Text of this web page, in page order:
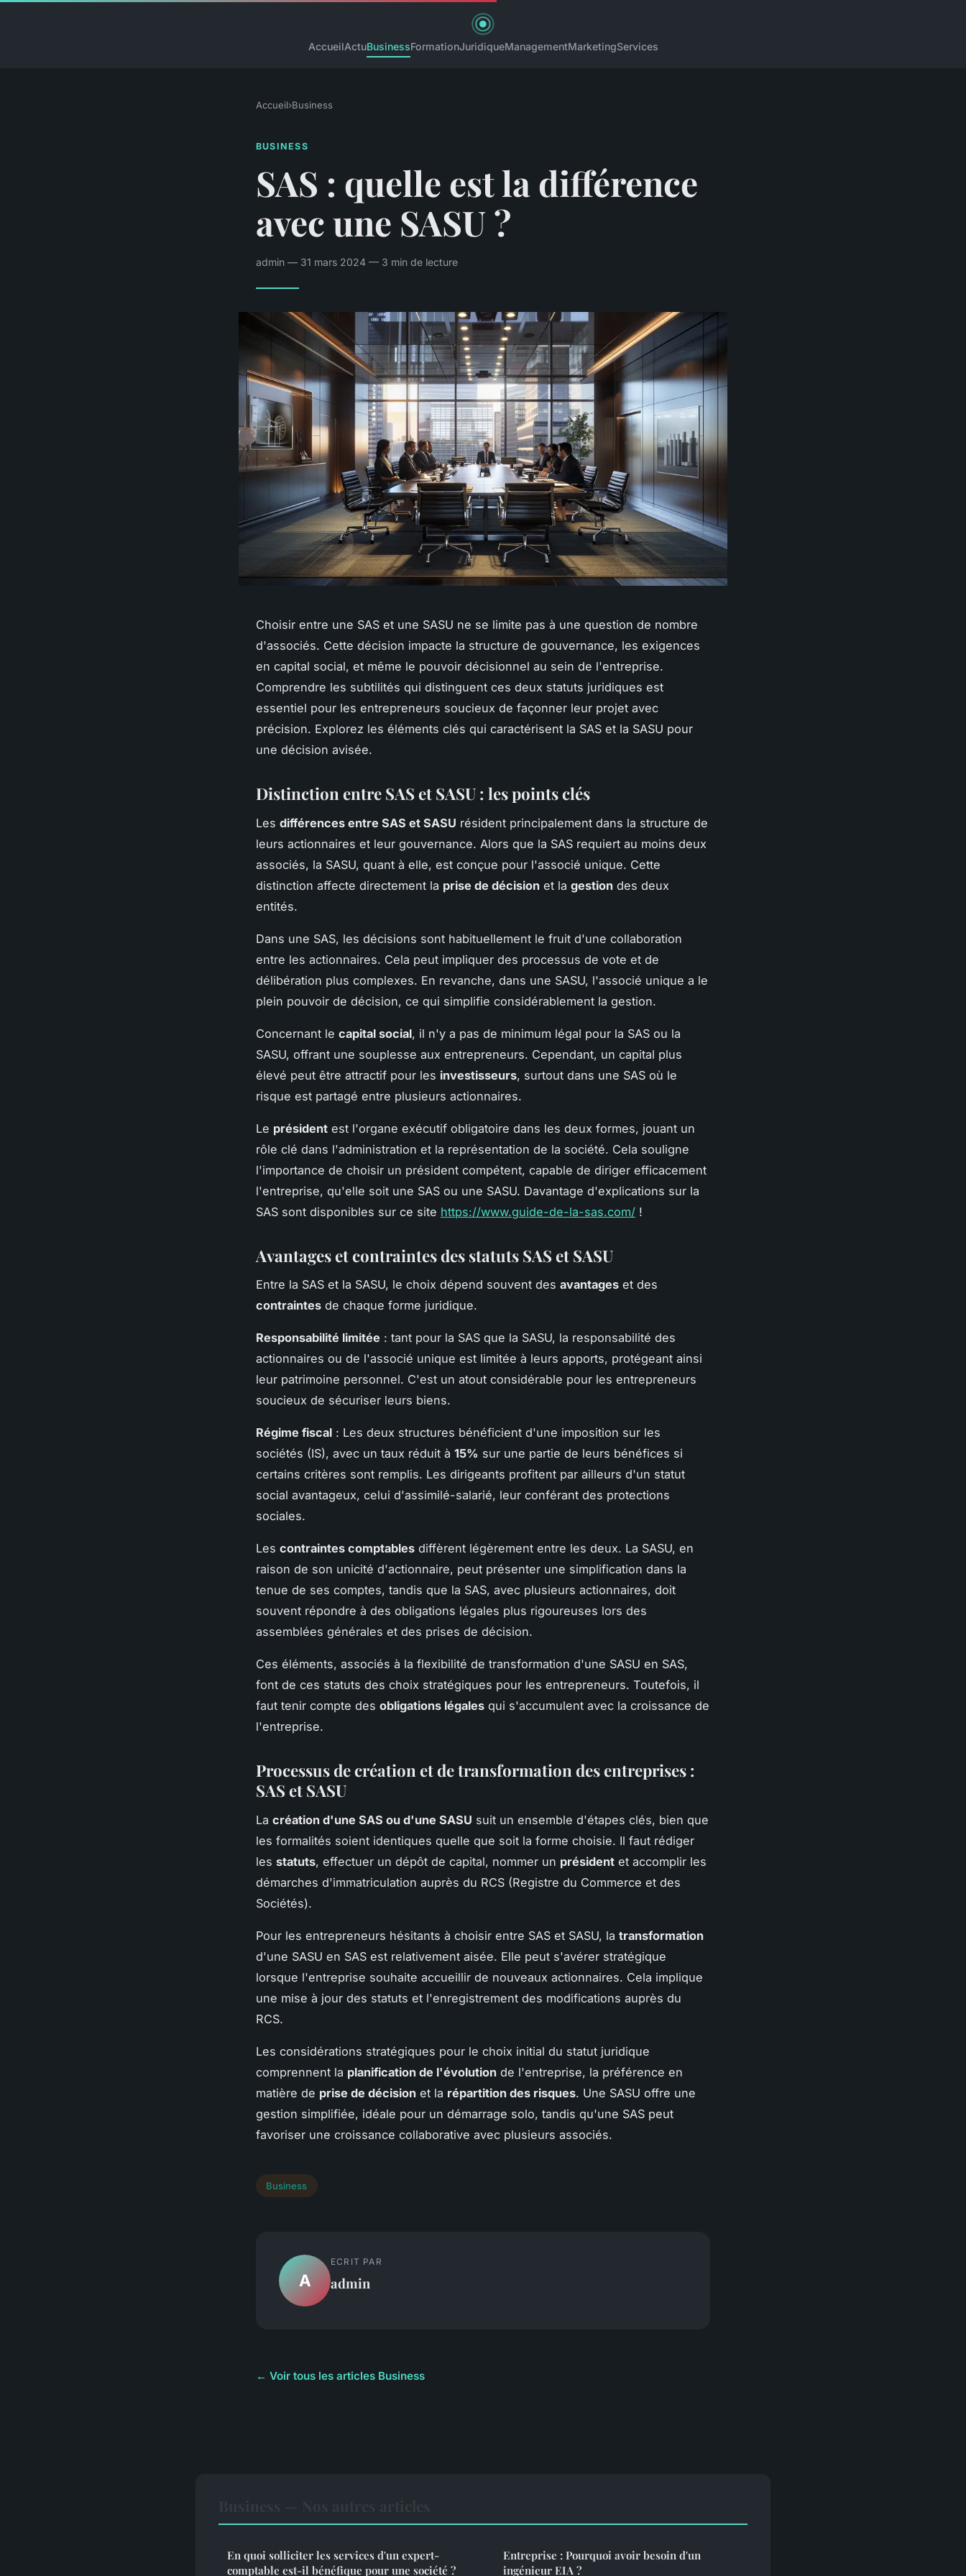
AccueilActuBusinessFormationJuridiqueManagementMarketingServices
Accueil›Business
BUSINESS
SAS : quelle est la différence
avec une SASU ?
admin — 31 mars 2024 — 3 min de lecture
Choisir entre une SAS et une SASU ne se limite pas à une question de nombre
d'associés. Cette décision impacte la structure de gouvernance, les exigences
en capital social, et même le pouvoir décisionnel au sein de l'entreprise.
Comprendre les subtilités qui distinguent ces deux statuts juridiques est
essentiel pour les entrepreneurs soucieux de façonner leur projet avec
précision. Explorez les éléments clés qui caractérisent la SAS et la SASU pour
une décision avisée.
Distinction entre SAS et SASU : les points clés
Les différences entre SAS et SASU résident principalement dans la structure de
leurs actionnaires et leur gouvernance. Alors que la SAS requiert au moins deux
associés, la SASU, quant à elle, est conçue pour l'associé unique. Cette
distinction affecte directement la prise de décision et la gestion des deux
entités.
Dans une SAS, les décisions sont habituellement le fruit d'une collaboration
entre les actionnaires. Cela peut impliquer des processus de vote et de
délibération plus complexes. En revanche, dans une SASU, l'associé unique a le
plein pouvoir de décision, ce qui simplifie considérablement la gestion.
Concernant le capital social, il n'y a pas de minimum légal pour la SAS ou la
SASU, offrant une souplesse aux entrepreneurs. Cependant, un capital plus
élevé peut être attractif pour les investisseurs, surtout dans une SAS où le
risque est partagé entre plusieurs actionnaires.
Le président est l'organe exécutif obligatoire dans les deux formes, jouant un
rôle clé dans l'administration et la représentation de la société. Cela souligne
l'importance de choisir un président compétent, capable de diriger efficacement
l'entreprise, qu'elle soit une SAS ou une SASU. Davantage d'explications sur la
SAS sont disponibles sur ce site https://www.guide-de-la-sas.com/ !
Avantages et contraintes des statuts SAS et SASU
Entre la SAS et la SASU, le choix dépend souvent des avantages et des
contraintes de chaque forme juridique.
Responsabilité limitée : tant pour la SAS que la SASU, la responsabilité des
actionnaires ou de l'associé unique est limitée à leurs apports, protégeant ainsi
leur patrimoine personnel. C'est un atout considérable pour les entrepreneurs
soucieux de sécuriser leurs biens.
Régime fiscal : Les deux structures bénéficient d'une imposition sur les
sociétés (IS), avec un taux réduit à 15% sur une partie de leurs bénéfices si
certains critères sont remplis. Les dirigeants profitent par ailleurs d'un statut
social avantageux, celui d'assimilé-salarié, leur conférant des protections
sociales.
Les contraintes comptables diffèrent légèrement entre les deux. La SASU, en
raison de son unicité d'actionnaire, peut présenter une simplification dans la
tenue de ses comptes, tandis que la SAS, avec plusieurs actionnaires, doit
souvent répondre à des obligations légales plus rigoureuses lors des
assemblées générales et des prises de décision.
Ces éléments, associés à la flexibilité de transformation d'une SASU en SAS,
font de ces statuts des choix stratégiques pour les entrepreneurs. Toutefois, il
faut tenir compte des obligations légales qui s'accumulent avec la croissance de
l'entreprise.
Processus de création et de transformation des entreprises :
SAS et SASU
La création d'une SAS ou d'une SASU suit un ensemble d'étapes clés, bien que
les formalités soient identiques quelle que soit la forme choisie. Il faut rédiger
les statuts, effectuer un dépôt de capital, nommer un président et accomplir les
démarches d'immatriculation auprès du RCS (Registre du Commerce et des
Sociétés).
Pour les entrepreneurs hésitants à choisir entre SAS et SASU, la transformation
d'une SASU en SAS est relativement aisée. Elle peut s'avérer stratégique
lorsque l'entreprise souhaite accueillir de nouveaux actionnaires. Cela implique
une mise à jour des statuts et l'enregistrement des modifications auprès du
RCS.
Les considérations stratégiques pour le choix initial du statut juridique
comprennent la planification de l'évolution de l'entreprise, la préférence en
matière de prise de décision et la répartition des risques. Une SASU offre une
gestion simplifiée, idéale pour un démarrage solo, tandis qu'une SAS peut
favoriser une croissance collaborative avec plusieurs associés.
Business
A
ECRIT PAR
admin
← Voir tous les articles Business
En quoi solliciter les services d'un expert-
comptable est-il bénéfique pour une société ?
Entreprise : Pourquoi avoir besoin d'un
ingénieur EIA ?